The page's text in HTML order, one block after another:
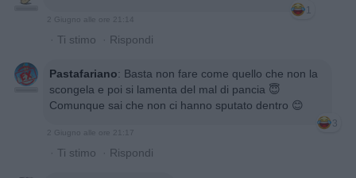
1
2 Giugno alle ore 21:14
· Ti stimo · Rispondi
Pastafariano: Basta non fare come quello che non la
scongela e poi si lamenta del mal di pancia 😇
Comunque sai che non ci hanno sputato dentro 😊
3
2 Giugno alle ore 21:17
· Ti stimo · Rispondi